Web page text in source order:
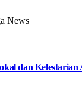
dan Kelestarian